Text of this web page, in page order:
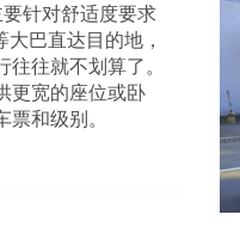
针对舒适度要求
巴直达目的地，
往就不划算了。
更宽的座位或卧
和级别。